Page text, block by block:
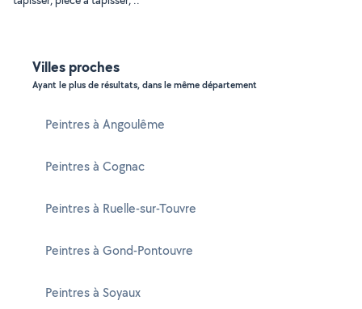
Villes proches
Ayant le plus de résultats, dans le même département
Peintres à Angoulême
Peintres à Cognac
Peintres à Ruelle-sur-Touvre
Peintres à Gond-Pontouvre
Peintres à Soyaux